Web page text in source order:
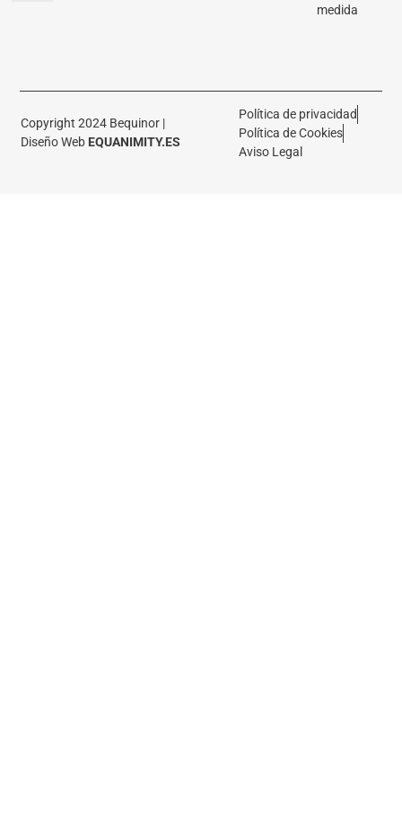
medida
Copyright 2024 Bequinor |
Diseño Web EQUANIMITY.ES
Política de privacidad
Política de Cookies
Aviso Legal